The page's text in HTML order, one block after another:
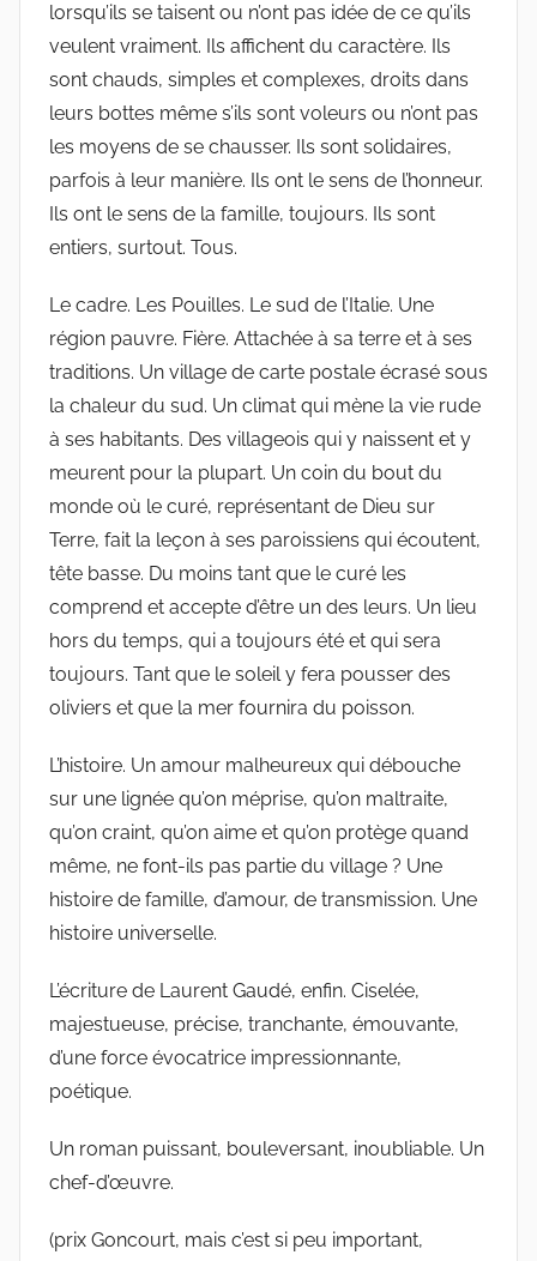
lorsqu’ils se taisent ou n’ont pas idée de ce qu’ils
veulent vraiment. Ils affichent du caractère. Ils
sont chauds, simples et complexes, droits dans
leurs bottes même s’ils sont voleurs ou n’ont pas
les moyens de se chausser. Ils sont solidaires,
parfois à leur manière. Ils ont le sens de l’honneur.
Ils ont le sens de la famille, toujours. Ils sont
entiers, surtout. Tous.
Le cadre. Les Pouilles. Le sud de l’Italie. Une
région pauvre. Fière. Attachée à sa terre et à ses
traditions. Un village de carte postale écrasé sous
la chaleur du sud. Un climat qui mène la vie rude
à ses habitants. Des villageois qui y naissent et y
meurent pour la plupart. Un coin du bout du
monde où le curé, représentant de Dieu sur
Terre, fait la leçon à ses paroissiens qui écoutent,
tête basse. Du moins tant que le curé les
comprend et accepte d’être un des leurs. Un lieu
hors du temps, qui a toujours été et qui sera
toujours. Tant que le soleil y fera pousser des
oliviers et que la mer fournira du poisson.
L’histoire. Un amour malheureux qui débouche
sur une lignée qu’on méprise, qu’on maltraite,
qu’on craint, qu’on aime et qu’on protège quand
même, ne font-ils pas partie du village ? Une
histoire de famille, d’amour, de transmission. Une
histoire universelle.
L’écriture de Laurent Gaudé, enfin. Ciselée,
majestueuse, précise, tranchante, émouvante,
d’une force évocatrice impressionnante,
poétique.
Un roman puissant, bouleversant, inoubliable. Un
chef-d’œuvre.
(prix Goncourt, mais c’est si peu important,